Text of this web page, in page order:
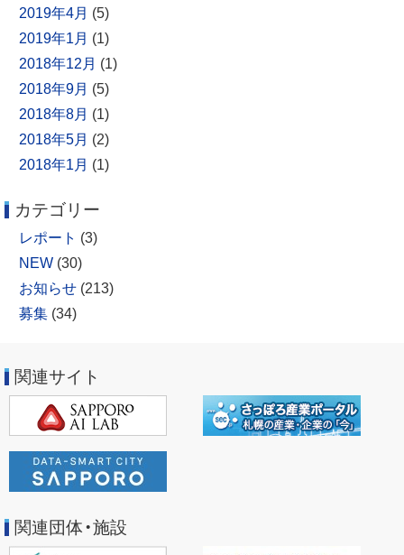
2019年4月 (5)
2019年1月 (1)
2018年12月 (1)
2018年9月 (5)
2018年8月 (1)
2018年5月 (2)
2018年1月 (1)
カテゴリー
レポート (3)
NEW (30)
お知らせ (213)
募集 (34)
関連サイト
関連団体・施設